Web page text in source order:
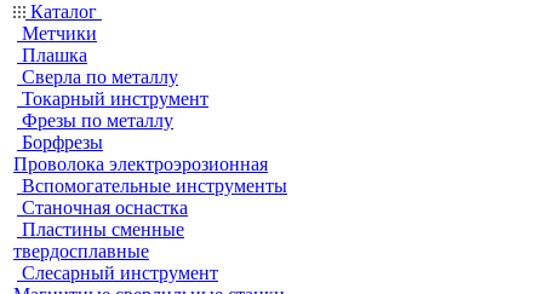
Каталог
Метчики
Плашка
Сверла по металлу
Токарный инструмент
Фрезы по металлу
Борфрезы
Проволока электроэрозионная
Вспомогательные инструменты
Станочная оснастка
Пластины сменные
твердосплавные
Слесарный инструмент